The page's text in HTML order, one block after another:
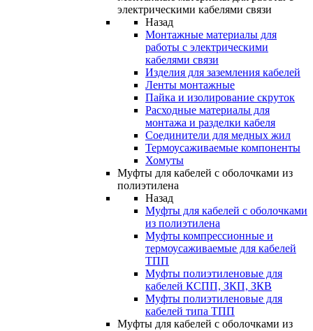
электрическими кабелями связи
Назад
Монтажные материалы для
работы с электрическими
кабелями связи
Изделия для заземления кабелей
Ленты монтажные
Пайка и изолирование скруток
Расходные материалы для
монтажа и разделки кабеля
Соединители для медных жил
Термоусаживаемые компоненты
Хомуты
Муфты для кабелей с оболочками из
полиэтилена
Назад
Муфты для кабелей с оболочками
из полиэтилена
Муфты компрессионные и
термоусаживаемые для кабелей
ТПП
Муфты полиэтиленовые для
кабелей КСПП, ЗКП, ЗКВ
Муфты полиэтиленовые для
кабелей типа ТПП
Муфты для кабелей с оболочками из